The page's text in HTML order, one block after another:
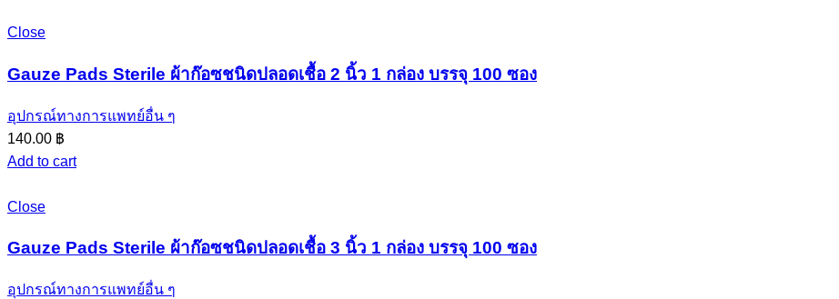
Close
Gauze Pads Sterile ผ้าก๊อซชนิดปลอดเชื้อ 2 นิ้ว 1 กล่อง บรรจุ 100 ซอง
อุปกรณ์ทางการแพทย์อื่น ๆ
140.00 ฿
Add to cart
Close
Gauze Pads Sterile ผ้าก๊อซชนิดปลอดเชื้อ 3 นิ้ว 1 กล่อง บรรจุ 100 ซอง
อุปกรณ์ทางการแพทย์อื่น ๆ